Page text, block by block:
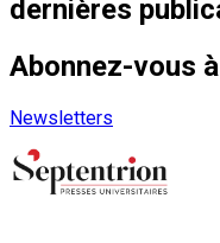
dernières
Abonnez-vous
Newsletters